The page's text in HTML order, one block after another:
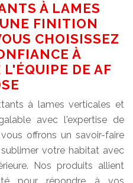
À LAMES
FINITION
CHOISISSEZ
À
DE AF
à lames verticales et
avec l'expertise de
offrons un savoir-faire
votre habitat avec
Nos produits allient